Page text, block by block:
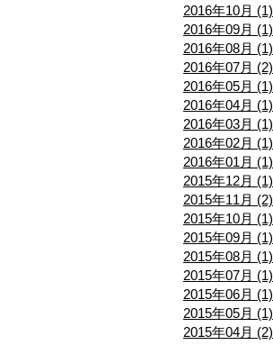
2016年10月 (1)
2016年09月 (1)
2016年08月 (1)
2016年07月 (2)
2016年05月 (1)
2016年04月 (1)
2016年03月 (1)
2016年02月 (1)
2016年01月 (1)
2015年12月 (1)
2015年11月 (2)
2015年10月 (1)
2015年09月 (1)
2015年08月 (1)
2015年07月 (1)
2015年06月 (1)
2015年05月 (1)
2015年04月 (2)